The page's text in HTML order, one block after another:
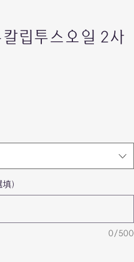
립투스오일 2사
填)
0/500